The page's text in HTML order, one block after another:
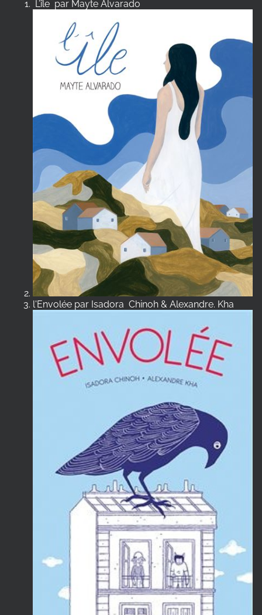
L’île par Mayte Alvarado
l'Envolée par Isadora Chinoh & Alexandre. Kha